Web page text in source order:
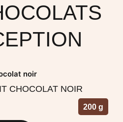
CHOCOLAT NOIR
200 g